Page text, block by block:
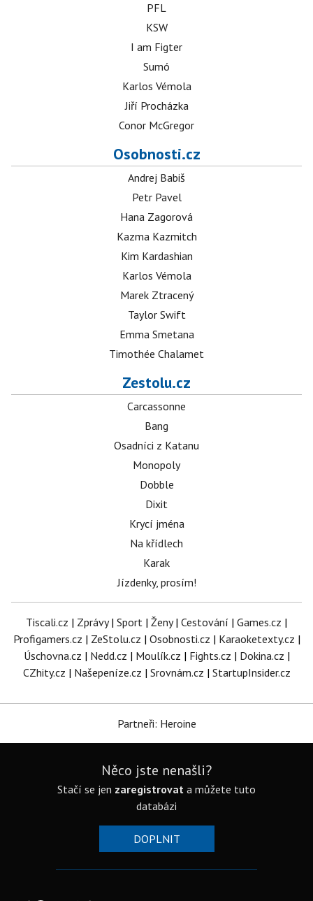
PFL
KSW
I am Figter
Sumó
Karlos Vémola
Jiří Procházka
Conor McGregor
Osobnosti.cz
Andrej Babiš
Petr Pavel
Hana Zagorová
Kazma Kazmitch
Kim Kardashian
Karlos Vémola
Marek Ztracený
Taylor Swift
Emma Smetana
Timothée Chalamet
Zestolu.cz
Carcassonne
Bang
Osadníci z Katanu
Monopoly
Dobble
Dixit
Krycí jména
Na křídlech
Karak
Jízdenky, prosím!
Tiscali.cz | Zprávy| Sport | Ženy| Cestování | Games.cz |
Profigamers.cz | ZeStolu.cz | Osobnosti.cz | Karaoketexty.cz |
Úschovna.cz | Nedd.cz | Moulík.cz | Fights.cz | Dokina.cz |
CZhity.cz | Našepeníze.cz | Srovnám.cz | StartupInsider.cz
Partneři: Heroine
Něco jste nenašli?
Stačí se jen zaregistrovat a můžete tuto
databázi
DOPLNIT